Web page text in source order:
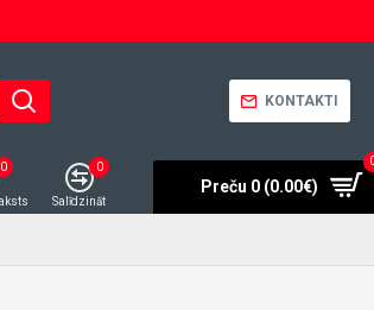
KONTAKTI
0
Salīdzināt
0
Preču 0 (0.00€)